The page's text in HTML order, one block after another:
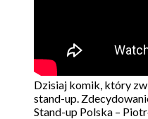
Dzisiaj komik, który
stand-up.
Stand-up Polska –